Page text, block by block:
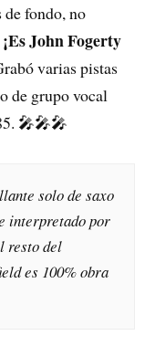
de fondo, no
¡Es John Fogerty
varias pistas
de grupo vocal
🎤🎤🎤
solo de saxo
interpretado por
resto del
es 100% obra